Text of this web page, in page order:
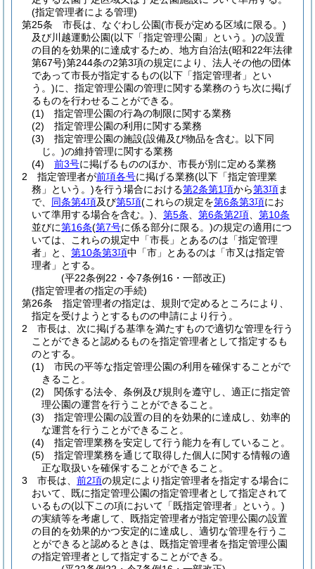
(指定管理者による管理)
第25条
市長は、なぐわし公園(市長が定める区域に限る。)
及び川越運動公園(以下「指定管理公園」という。)の設置
の目的を効果的に達成するため、地方自治法(昭和22年法律
第67号)第244条の2第3項の規定により、法人その他の団体
であって市長が指定するもの(以下「指定管理者」とい
う。)に、指定管理公園の管理に関する業務のうち次に掲げ
るものを行わせることができる。
(1)
指定管理公園の行為の制限に関する業務
(2)
指定管理公園の利用に関する業務
(3)
指定管理公園の施設(設備及び物品を含む。以下同
じ。)の維持管理に関する業務
(4)
前3号に掲げるもののほか、市長が別に定める業務
2
指定管理者が前項各号に掲げる業務(以下「指定管理業
務」という。)を行う場合における第2条第1項から第3項ま
で、 同条第4項及び第5項(これらの規定を第6条第3項にお
いて準用する場合を含む。)
第5条 第6条第2項
第10条
並びに第16条(第7号に係る部分に限る。)の規定の適用につ
いては、これらの規定中「市長」とあるのは「指定管理
者」と、 第10条第3項中「市」とあるのは「市又は指定管
理者」とする。
(平22条例22・令7条例16・一部改正)
(指定管理者の指定の手続)
第26条
指定管理者の指定は、規則で定めるところにより、
指定を受けようとするものの申請により行う。
2
市長は、次に掲げる基準を満たすもので適切な管理を行う
ことができると認めるものを指定管理者として指定するも
のとする。
(1)
市民の平等な指定管理公園の利用を確保することがで
きること。
(2)
関係する法令、条例及び規則を遵守し、適正に指定管
理公園の運営を行うことができること。
(3)
指定管理公園の設置の目的を効果的に達成し、効率的
な運営を行うことができること。
(4)
指定管理業務を安定して行う能力を有していること。
(5)
指定管理業務を通じて取得した個人に関する情報の適
正な取扱いを確保することができること。
3
市長は、 前2項の規定により指定管理者を指定する場合に
おいて、既に指定管理公園の指定管理者として指定されて
いるもの(以下この項において「既指定管理者」という。)
の実績等を考慮して、既指定管理者が指定管理公園の設置
の目的を効果的かつ安定的に達成し、適切な管理を行うこ
とができると認めるときは、既指定管理者を指定管理公園
の指定管理者として指定することができる。